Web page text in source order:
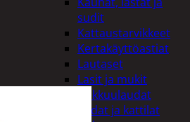
sudit
Kattaustarvikkeet
Kertakäyttöastiat
Lautaset
Lasit ja mukit
Leikkuulaudat
Padat ja kattilat